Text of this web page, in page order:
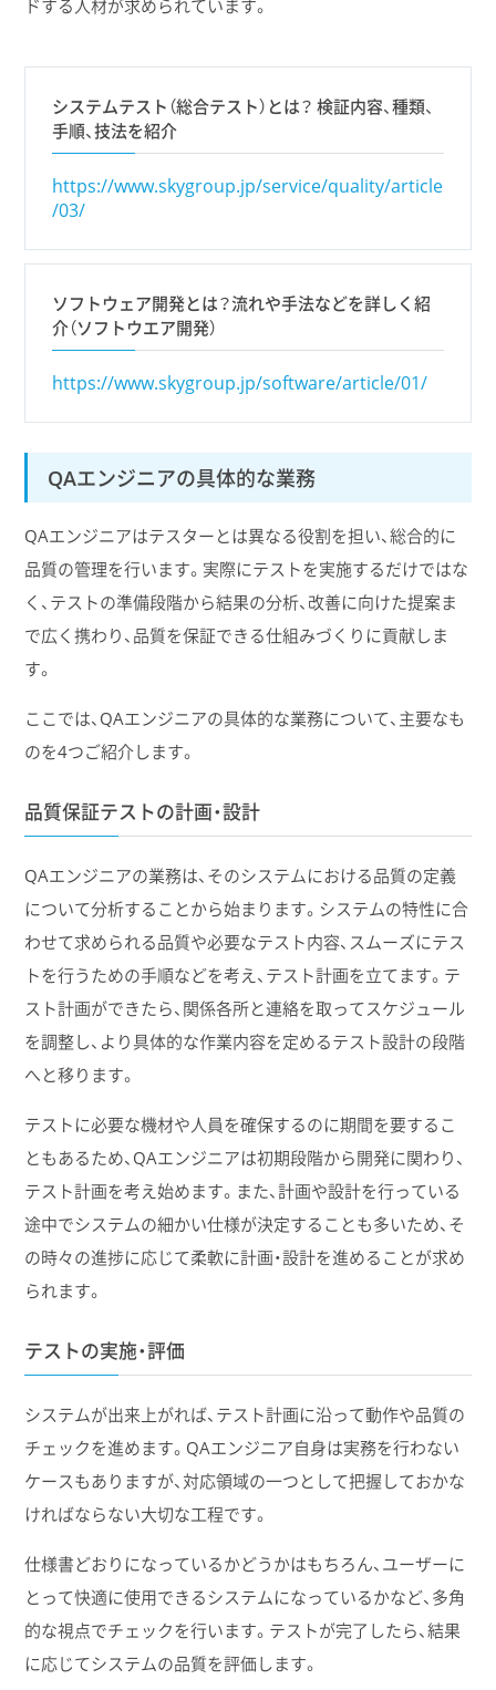
ドする人材が求められています。
システムテスト（総合テスト）とは？ 検証内容、種類、
手順、技法を紹介
https://www.skygroup.jp/service/quality/article
/03/
ソフトウェア開発とは？流れや手法などを詳しく紹
介（ソフトウエア開発）
https://www.skygroup.jp/software/article/01/
QAエンジニアの具体的な業務
QAエンジニアはテスターとは異なる役割を担い、総合的に
品質の管理を行います。実際にテストを実施するだけではな
く、テストの準備段階から結果の分析、改善に向けた提案ま
で広く携わり、品質を保証できる仕組みづくりに貢献しま
す。
ここでは、QAエンジニアの具体的な業務について、主要なも
のを4つご紹介します。
品質保証テストの計画・設計
QAエンジニアの業務は、そのシステムにおける品質の定義
について分析することから始まります。システムの特性に合
わせて求められる品質や必要なテスト内容、スムーズにテス
トを行うための手順などを考え、テスト計画を立てます。テ
スト計画ができたら、関係各所と連絡を取ってスケジュール
を調整し、より具体的な作業内容を定めるテスト設計の段階
へと移ります。
テストに必要な機材や人員を確保するのに期間を要するこ
ともあるため、QAエンジニアは初期段階から開発に関わり、
テスト計画を考え始めます。また、計画や設計を行っている
途中でシステムの細かい仕様が決定することも多いため、そ
の時々の進捗に応じて柔軟に計画・設計を進めることが求め
られます。
テストの実施・評価
システムが出来上がれば、テスト計画に沿って動作や品質の
チェックを進めます。QAエンジニア自身は実務を行わない
ケースもありますが、対応領域の一つとして把握しておかな
ければならない大切な工程です。
仕様書どおりになっているかどうかはもちろん、ユーザーに
とって快適に使用できるシステムになっているかなど、多角
的な視点でチェックを行います。テストが完了したら、結果
に応じてシステムの品質を評価します。